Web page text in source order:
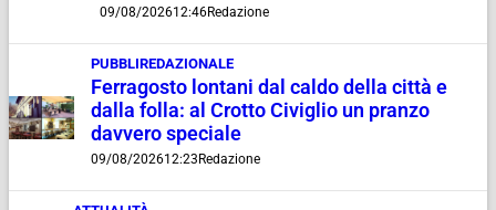
09/08/202612:46Redazione
PUBBLIREDAZIONALE
Ferragosto lontani dal caldo della città e
dalla folla: al Crotto Civiglio un pranzo
davvero speciale
09/08/202612:23 Redazione